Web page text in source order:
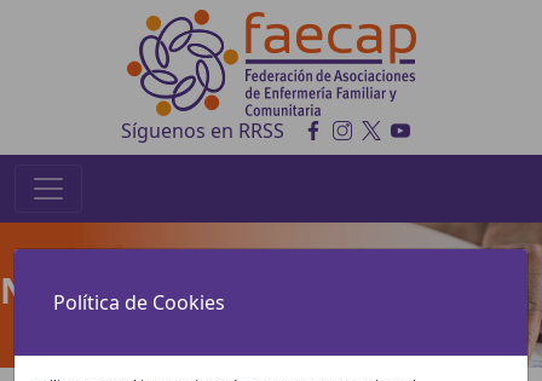
Síguenos en RRSS
Noticias
Política de Cookies